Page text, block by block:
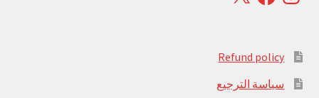
Refund policy
سياسة الترجيع